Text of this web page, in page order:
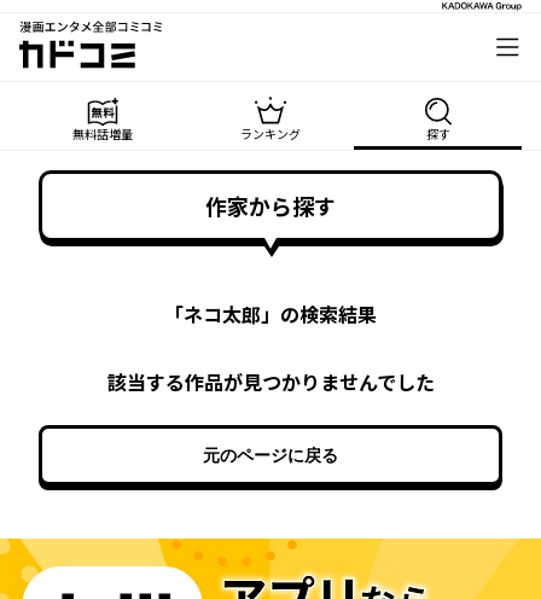
漫画エンタメ全部コミコミ
カドコミ
無料話増量 ランキング 探す
作家から探す
「ネコ太郎」の検索結果
該当する作品が見つかりませんでした
元のページに戻る